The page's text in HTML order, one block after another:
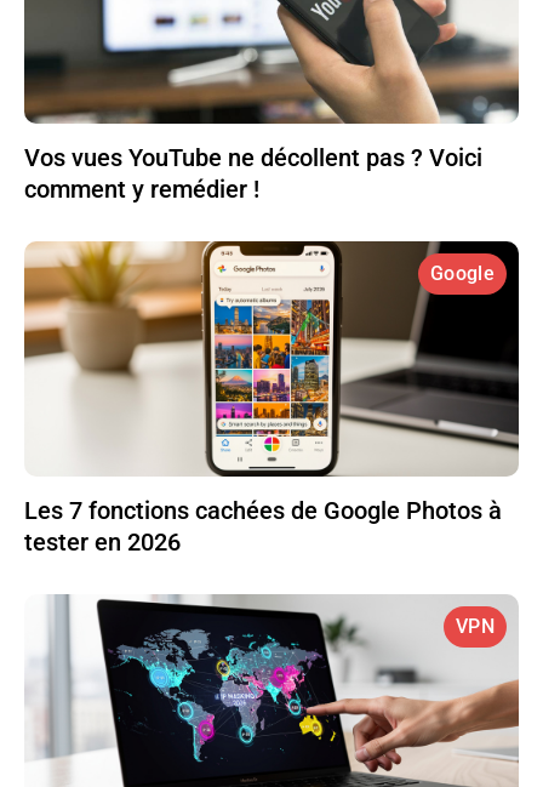
Vos vues YouTube ne décollent pas ? Voici
comment y remédier !
Google
Les 7 fonctions cachées de Google Photos à
tester en 2026
VPN